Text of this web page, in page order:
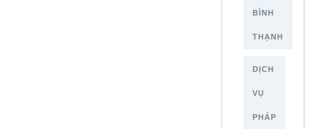
BÌNH
THẠNH
DỊCH
VỤ
PHÁP